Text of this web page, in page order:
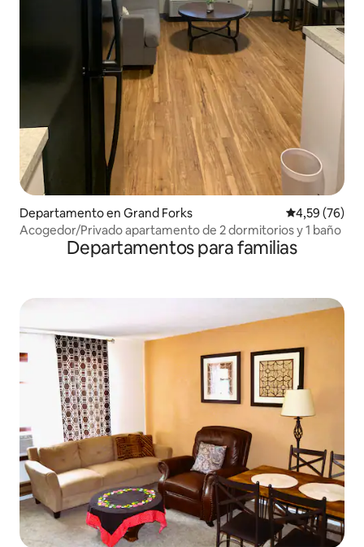
Departamento en Grand Forks Calificación
4,59 (76)
Acogedor/Privado apartamento de 2 dormitorios y 1 baño
Departamentos para familias